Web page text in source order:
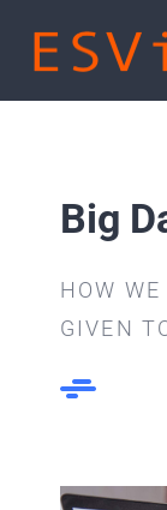
Inhalt
GALERIE
B2B SHOP
KONTAKT
Big
HOW
GIVEN